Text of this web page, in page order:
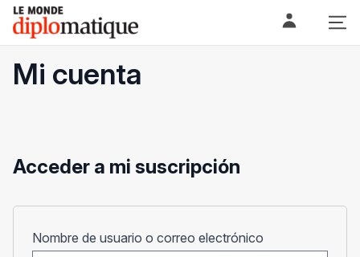
Skip
content
Le monde diplomatique
Mi cuenta
Acceder a mi suscripción
Nombre de usuario o correo electrónico